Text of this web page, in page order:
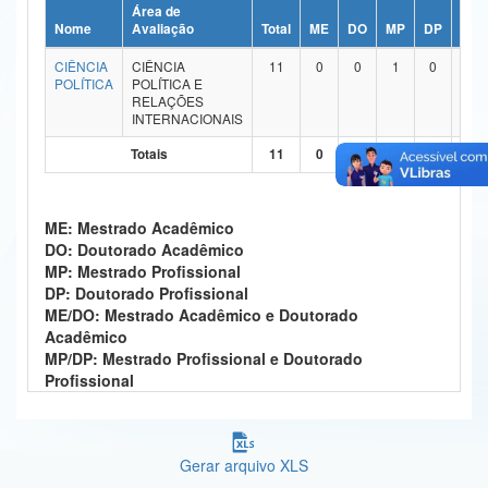
Ministério da Ciência, Tecnologia, Inovações e Comunicações
Ministério do Meio Ambiente
Ministério do Desenvolvimento Regional
Ministério da Mulher, da Família e dos Direitos Humanos
Secretaria-Geral
Secretaria de Governo
Gabinete de Segurança Institucional
Nome
Área de
Avaliação
Total ME DO MP DP
CIÊNCIA
POLÍTICA
CIÊNCIA
POLÍTICA E
RELAÇÕES
INTERNACIONAIS
11 0 0 1 0
Totais 11 0 0 0 8
ME: Mestrado Acadêmico
DO: Doutorado Acadêmico
MP: Mestrado Profissional
DP: Doutorado Profissional
ME/DO: Mestrado Acadêmico e Doutorado
Acadêmico
MP/DP: Mestrado Profissional e Doutorado
Profissional
Gerar arquivo XLS